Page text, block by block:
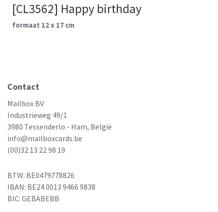
[CL3562] Happy birthday
formaat 12 x 17 cm
Contact
Mailbox BV
Industrieweg 49/1
3980 Tessenderlo - Ham, België
info@mailboxcards.be
(00)32 13 22 98 19
BTW: BE0479778826
IBAN: BE24 0013 9466 9838
BIC: GEBABEBB